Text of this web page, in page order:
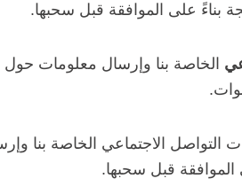
بناءً على الموافقة قبل سحبها.
الخاصة بنا وإرسال معلومات حول
التواصل الاجتماعي الخاصة بنا
الموافقة قبل سحبها.